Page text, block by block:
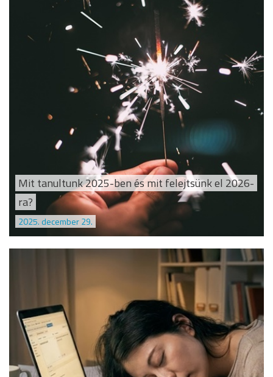
Mit tanultunk 2025-ben és mit felejtsünk el 2026-
ra?
2025. december 29.